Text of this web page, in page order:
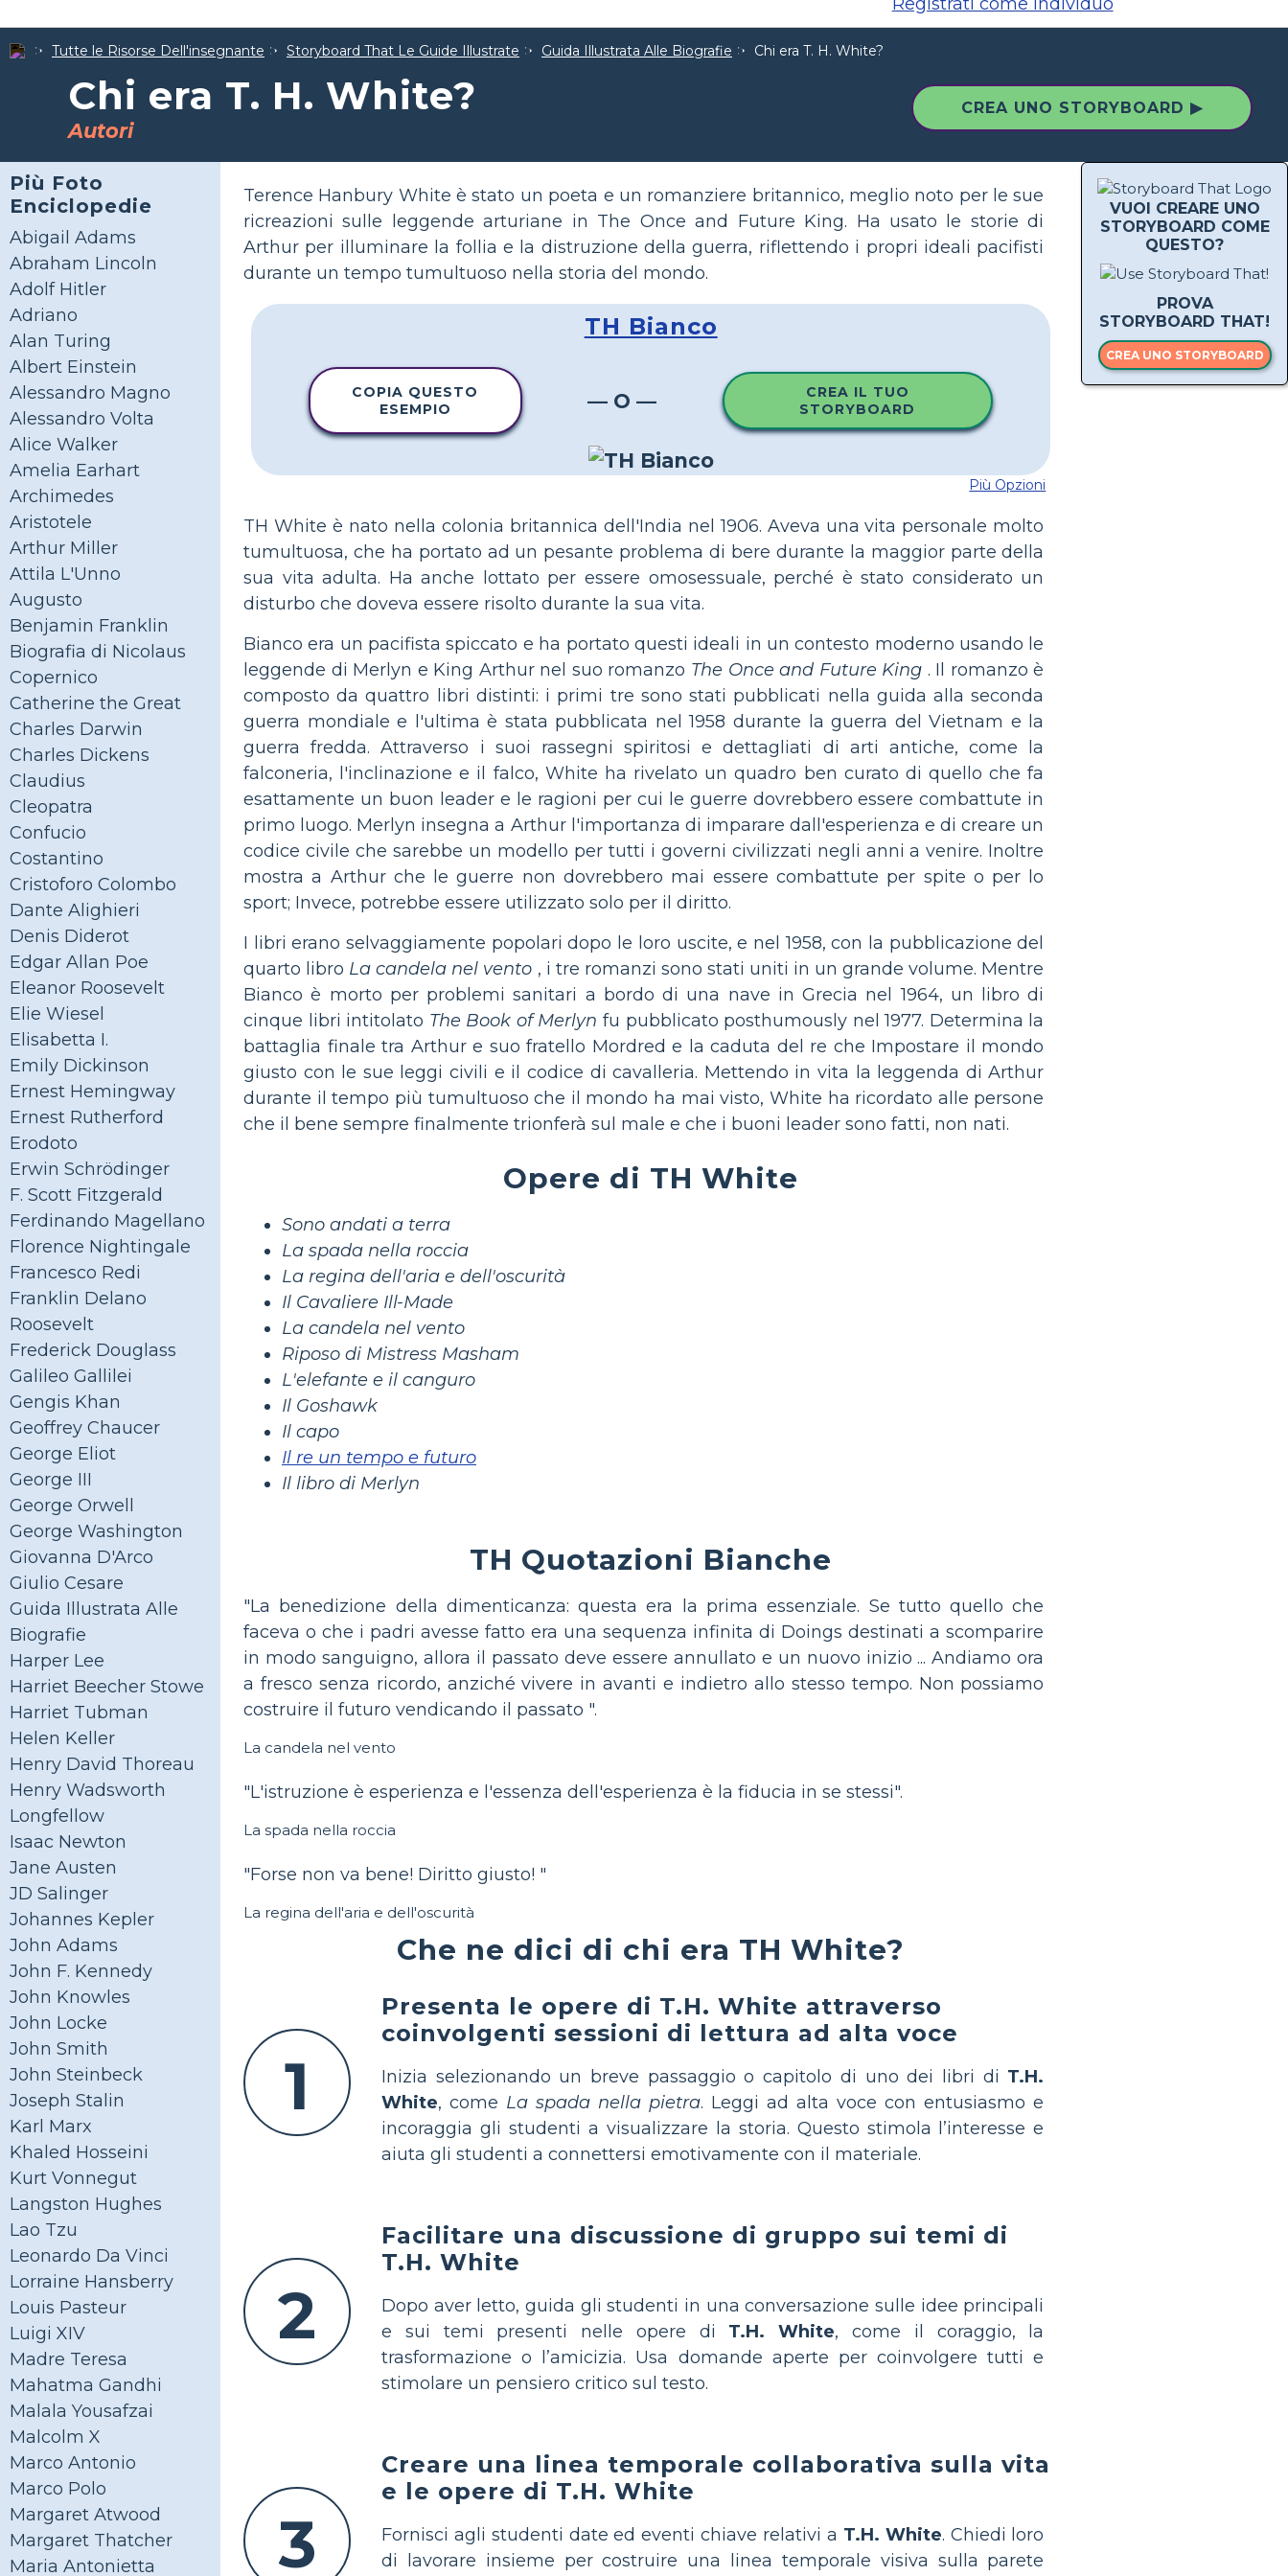
Tutte le Risorse Dell'insegnante Storyboard That Le Guide Illustrate Guida Illustrata Alle Biografie Chi era T. H. White?
Chi era T. H. White?
Autori
CREA UNO STORYBOARD ▶
Più Foto
Enciclopedie
Abigail Adams
Abraham Lincoln
Adolf Hitler
Adriano
Alan Turing
Albert Einstein
Alessandro Magno
Alessandro Volta
Alice Walker
Amelia Earhart
Archimedes
Aristotele
Arthur Miller
Attila L'Unno
Augusto
Benjamin Franklin
Biografia di Nicolaus
Copernico
Catherine the Great
Charles Darwin
Charles Dickens
Claudius
Cleopatra
Confucio
Costantino
Cristoforo Colombo
Dante Alighieri
Denis Diderot
Edgar Allan Poe
Eleanor Roosevelt
Elie Wiesel
Elisabetta I.
Emily Dickinson
Ernest Hemingway
Ernest Rutherford
Erodoto
Erwin Schrödinger
F. Scott Fitzgerald
Ferdinando Magellano
Florence Nightingale
Francesco Redi
Franklin Delano
Roosevelt
Frederick Douglass
Galileo Gallilei
Gengis Khan
Geoffrey Chaucer
George Eliot
George III
George Orwell
George Washington
Giovanna D'Arco
Giulio Cesare
Guida Illustrata Alle
Biografie
Harper Lee
Harriet Beecher Stowe
Harriet Tubman
Helen Keller
Henry David Thoreau
Henry Wadsworth
Longfellow
Isaac Newton
Jane Austen
JD Salinger
Johannes Kepler
John Adams
John F. Kennedy
John Knowles
John Locke
John Smith
John Steinbeck
Joseph Stalin
Karl Marx
Khaled Hosseini
Kurt Vonnegut
Langston Hughes
Lao Tzu
Leonardo Da Vinci
Lorraine Hansberry
Louis Pasteur
Luigi XIV
Madre Teresa
Mahatma Gandhi
Malala Yousafzai
Malcolm X
Marco Antonio
Marco Polo
Margaret Atwood
Margaret Thatcher
Maria Antonietta
VUOI CREARE UNO
STORYBOARD COME
QUESTO?
PROVA
STORYBOARD THAT!
CREA UNO STORYBOARD
Terence Hanbury White è stato un poeta e un romanziere britannico, meglio noto per le sue
ricreazioni sulle leggende arturiane in The Once and Future King. Ha usato le storie di
Arthur per illuminare la follia e la distruzione della guerra, riflettendo i propri ideali pacifisti
durante un tempo tumultuoso nella storia del mondo.
TH Bianco
COPIA QUESTO
ESEMPIO
— O —
CREA IL TUO
STORYBOARD
Più Opzioni
TH White è nato nella colonia britannica dell'India nel 1906. Aveva una vita personale molto
tumultuosa, che ha portato ad un pesante problema di bere durante la maggior parte della
sua vita adulta. Ha anche lottato per essere omosessuale, perché è stato considerato un
disturbo che doveva essere risolto durante la sua vita.
Bianco era un pacifista spiccato e ha portato questi ideali in un contesto moderno usando le
leggende di Merlyn e King Arthur nel suo romanzo The Once and Future King . Il romanzo è
composto da quattro libri distinti: i primi tre sono stati pubblicati nella guida alla seconda
guerra mondiale e l'ultima è stata pubblicata nel 1958 durante la guerra del Vietnam e la
guerra fredda. Attraverso i suoi rassegni spiritosi e dettagliati di arti antiche, come la
falconeria, l'inclinazione e il falco, White ha rivelato un quadro ben curato di quello che fa
esattamente un buon leader e le ragioni per cui le guerre dovrebbero essere combattute in
primo luogo. Merlyn insegna a Arthur l'importanza di imparare dall'esperienza e di creare un
codice civile che sarebbe un modello per tutti i governi civilizzati negli anni a venire. Inoltre
mostra a Arthur che le guerre non dovrebbero mai essere combattute per spite o per lo
sport; Invece, potrebbe essere utilizzato solo per il diritto.
I libri erano selvaggiamente popolari dopo le loro uscite, e nel 1958, con la pubblicazione del
quarto libro La candela nel vento , i tre romanzi sono stati uniti in un grande volume. Mentre
Bianco è morto per problemi sanitari a bordo di una nave in Grecia nel 1964, un libro di
cinque libri intitolato The Book of Merlyn fu pubblicato posthumously nel 1977. Determina la
battaglia finale tra Arthur e suo fratello Mordred e la caduta del re che Impostare il mondo
giusto con le sue leggi civili e il codice di cavalleria. Mettendo in vita la leggenda di Arthur
durante il tempo più tumultuoso che il mondo ha mai visto, White ha ricordato alle persone
che il bene sempre finalmente trionferà sul male e che i buoni leader sono fatti, non nati.
Opere di TH White
Sono andati a terra
La spada nella roccia
La regina dell'aria e dell'oscurità
Il Cavaliere Ill-Made
La candela nel vento
Riposo di Mistress Masham
L'elefante e il canguro
Il Goshawk
Il capo
Il re un tempo e futuro
Il libro di Merlyn
TH Quotazioni Bianche
"La benedizione della dimenticanza: questa era la prima essenziale. Se tutto quello che
faceva o che i padri avesse fatto era una sequenza infinita di Doings destinati a scomparire
in modo sanguigno, allora il passato deve essere annullato e un nuovo inizio ... Andiamo ora
a fresco senza ricordo, anziché vivere in avanti e indietro allo stesso tempo. Non possiamo
costruire il futuro vendicando il passato ".
La candela nel vento
"L'istruzione è esperienza e l'essenza dell'esperienza è la fiducia in se stessi".
La spada nella roccia
"Forse non va bene! Diritto giusto! "
La regina dell'aria e dell'oscurità
Che ne dici di chi era TH White?
1
Presenta le opere di T.H. White attraverso
coinvolgenti sessioni di lettura ad alta voce
Inizia selezionando un breve passaggio o capitolo di uno dei libri di T.H.
White, come La spada nella pietra. Leggi ad alta voce con entusiasmo e
incoraggia gli studenti a visualizzare la storia. Questo stimola l’interesse e
aiuta gli studenti a connettersi emotivamente con il materiale.
2
Facilitare una discussione di gruppo sui temi di
T.H. White
Dopo aver letto, guida gli studenti in una conversazione sulle idee principali
e sui temi presenti nelle opere di T.H. White, come il coraggio, la
trasformazione o l’amicizia. Usa domande aperte per coinvolgere tutti e
stimolare un pensiero critico sul testo.
3
Creare una linea temporale collaborativa sulla vita
e le opere di T.H. White
Fornisci agli studenti date ed eventi chiave relativi a T.H. White. Chiedi loro
di lavorare insieme per costruire una linea temporale visiva sulla parete